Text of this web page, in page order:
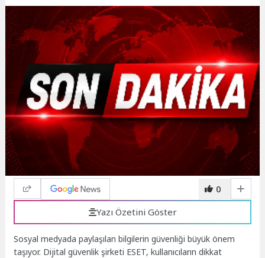
0
Yazı Özetini Göster
Sosyal medyada paylaşılan bilgilerin güvenliği büyük önem
taşıyor. Dijital güvenlik şirketi ESET, kullanıcıların dikkat